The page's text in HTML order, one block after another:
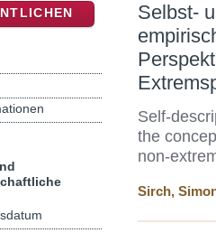
Selbst-
Self-
the
non-
Sirch,